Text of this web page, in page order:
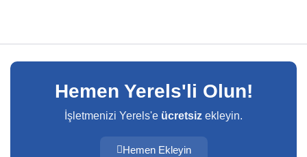
Hemen Yerels'li Olun!
İşletmenizi Yerels'e ücretsiz ekleyin.
Hemen Ekleyin